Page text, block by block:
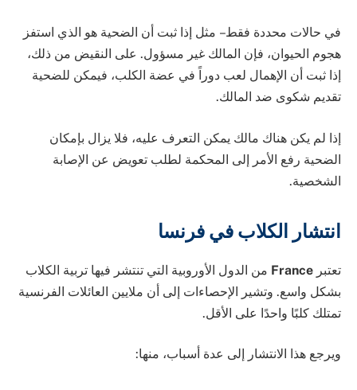
في حالات محددة فقط – مثل إذا ثبت أن الضحية هو الذي استفز
هجوم الحيوان، فإن المالك غير مسؤول. على النقيض من ذلك،
إذا ثبت أن الإهمال لعب دوراً في عضة الكلب، فيمكن للضحية
تقديم شكوى ضد المالك.
إذا لم يكن هناك مالك يمكن التعرف عليه، فلا يزال بإمكان
الضحية رفع الأمر إلى المحكمة لطلب تعويض عن الإصابة
الشخصية.
انتشار الكلاب في فرنسا
تعتبر France من الدول الأوروبية التي تنتشر فيها تربية الكلاب
بشكل واسع. وتشير الإحصاءات إلى أن ملايين العائلات الفرنسية
تمتلك كلبًا واحدًا على الأقل.
ويرجع هذا الانتشار إلى عدة أسباب، منها: